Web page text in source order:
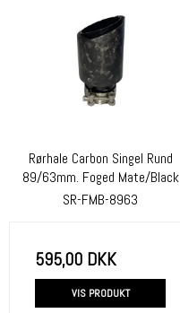
Rørhale Carbon Singel Rund
89/63mm. Foged Mate/Black
SR-FMB-8963
595,00 DKK
VIS PRODUKT